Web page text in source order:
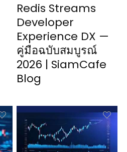
Redis Streams
Developer
Experience DX —
คู่มือฉบับสมบูรณ์
2026 | SiamCafe
Blog